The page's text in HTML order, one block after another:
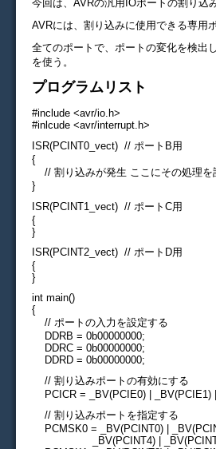
今回は、AVRの汎用IOポートの割り込
AVRには、割り込みに使用できる専用
全てのポートで、ポートの変化を検出
を使う。
プログラムリスト
#include <avr/io.h>
#inlcude <avr/interrupt.h>
ISR(PCINT0_vect) // ポートB用
{
// 割り込みが発生 ここにその処理を
}
ISR(PCINT1_vect) // ポートC用
{
}
ISR(PCINT2_vect) // ポートD用
{
}
int main()
{
// ポートの入力を設定する
DDRB = 0b00000000;
DDRC = 0b00000000;
DDRD = 0b00000000;
// 割り込みポートの有効にする
PCICR = _BV(PCIE0) | _BV(PCIE1)
// 割り込みポートを指定する
PCMSK0 = _BV(PCINT0) |
_BV(PCINT4) | _BV(PCINT5) |